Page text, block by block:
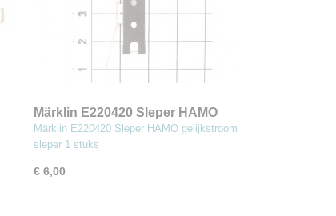
Märklin E220420 Sleper HAMO
(MBT3)
Märklin E220420 Sleper HAMO gelijkstroom
sleper 1 stuks
€ 6,00